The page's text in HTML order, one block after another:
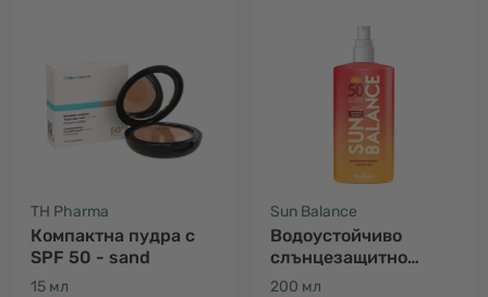
TH Pharma
Компактна пудра с
SPF 50 - sand
15 мл
Sun Balance
Водоустойчиво
слънцезащитно
мляко SPF50 - за
200 мл